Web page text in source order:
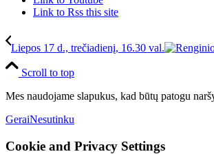
Link to Rss this site
Liepos 17 d., trečiadienį, 16.30 val.
Scroll to top
Mes naudojame slapukus, kad būtų patogu
GeraiNesutinku
Cookie and Privacy Settings